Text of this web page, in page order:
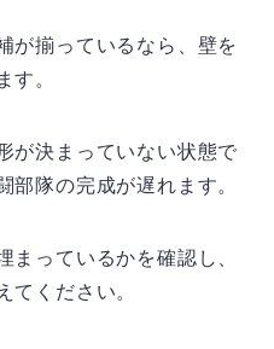
が揃っているなら、壁を
す。
が決まっていない状態で
部隊の完成が遅れます。
まっているかを確認し、
てください。